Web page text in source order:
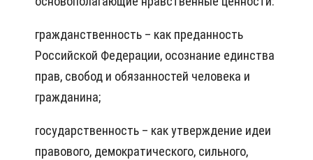
гражданственность – как преданность
Российской Федерации, осознание единства
прав, свобод и обязанностей человека и
гражданина;
государственность – как утверждение идеи
правового, демократического, сильного,